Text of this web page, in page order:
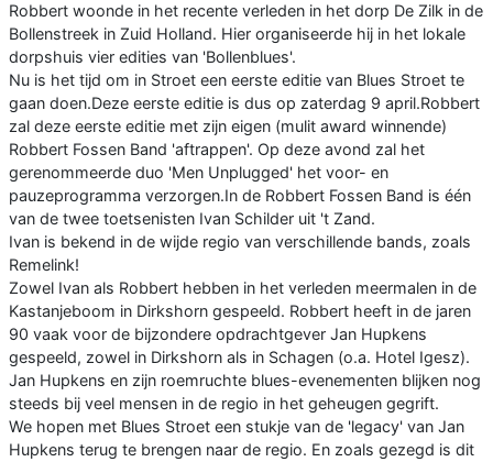
Robbert woonde in het recente verleden in het dorp De Zilk in de
Bollenstreek in Zuid Holland. Hier organiseerde hij in het lokale
dorpshuis vier edities van 'Bollenblues'.
Nu is het tijd om in Stroet een eerste editie van Blues Stroet te
gaan doen.Deze eerste editie is dus op zaterdag 9 april.Robbert
zal deze eerste editie met zijn eigen (mulit award winnende)
Robbert Fossen Band 'aftrappen'. Op deze avond zal het
gerenommeerde duo 'Men Unplugged' het voor- en
pauzeprogramma verzorgen.In de Robbert Fossen Band is één
van de twee toetsenisten Ivan Schilder uit 't Zand.
Ivan is bekend in de wijde regio van verschillende bands, zoals
Remelink!
Zowel Ivan als Robbert hebben in het verleden meermalen in de
Kastanjeboom in Dirkshorn gespeeld. Robbert heeft in de jaren
90 vaak voor de bijzondere opdrachtgever Jan Hupkens
gespeeld, zowel in Dirkshorn als in Schagen (o.a. Hotel Igesz).
Jan Hupkens en zijn roemruchte blues-evenementen blijken nog
steeds bij veel mensen in de regio in het geheugen gegrift.
We hopen met Blues Stroet een stukje van de 'legacy' van Jan
Hupkens terug te brengen naar de regio. En zoals gezegd is dit